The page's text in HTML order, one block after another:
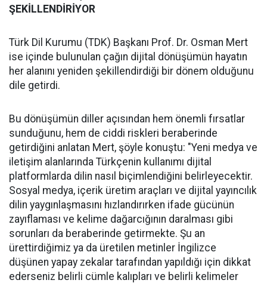
ŞEKİLLENDİRİYOR
Türk Dil Kurumu (TDK) Başkanı Prof. Dr. Osman Mert
ise içinde bulunulan çağın dijital dönüşümün hayatın
her alanını yeniden şekillendirdiği bir dönem olduğunu
dile getirdi.
Bu dönüşümün diller açısından hem önemli fırsatlar
sunduğunu, hem de ciddi riskleri beraberinde
getirdiğini anlatan Mert, şöyle konuştu: "Yeni medya ve
iletişim alanlarında Türkçenin kullanımı dijital
platformlarda dilin nasıl biçimlendiğini belirleyecektir.
Sosyal medya, içerik üretim araçları ve dijital yayıncılık
dilin yaygınlaşmasını hızlandırırken ifade gücünün
zayıflaması ve kelime dağarcığının daralması gibi
sorunları da beraberinde getirmekte. Şu an
ürettirdiğimiz ya da üretilen metinler İngilizce
düşünen yapay zekalar tarafından yapıldığı için dikkat
ederseniz belirli cümle kalıpları ve belirli kelimeler